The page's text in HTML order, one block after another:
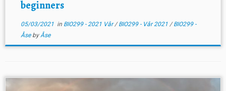
beginners
05/03/2021in BIO299 - 2021 Vår/BIO299 - Vår 2021 /BIO299 -
Åse byÅse